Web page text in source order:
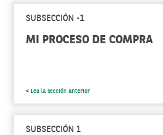
SUBSECCIÓN -1
MI PROCESO DE COMPRA
< Lea la sección anterior
SUBSECCIÓN 1